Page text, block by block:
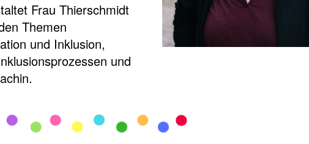
Frau Thierschmidt
Themen
und Inklusion,
und